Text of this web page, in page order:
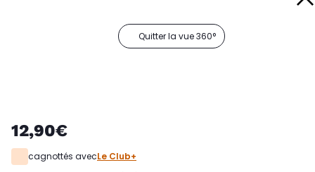
Quitter la vue 360°
12,90€
cagnottés avecLe Club+